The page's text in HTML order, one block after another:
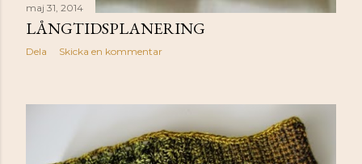
maj 31, 2014
LÅNGTIDSPLANERING
Dela Skicka en kommentar